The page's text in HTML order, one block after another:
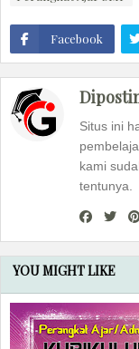
Facebook
Situs ini
kami
tentunya.
YOU MIGHT LIKE